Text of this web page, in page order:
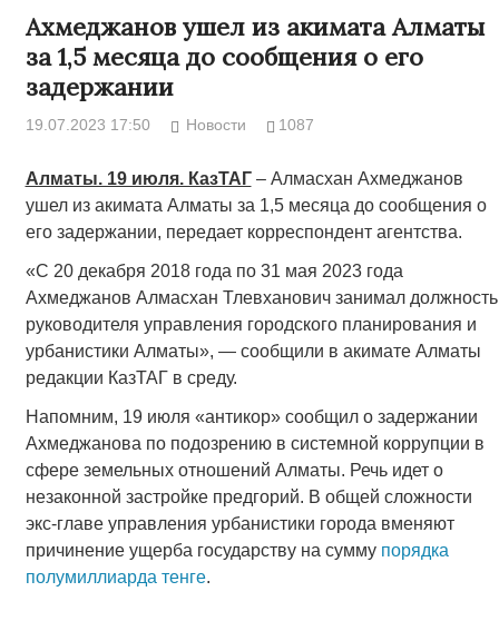
Ахмеджанов ушел из акимата Алматы
за 1,5 месяца до сообщения о его
задержании
19.07.2023 17:50 Новости 1087
Алматы. 19 июля. КазТАГ– Алмасхан Ахмеджанов
ушел из акимата Алматы за 1,5 месяца до сообщения о
его задержании, передает корреспондент агентства.
«С 20 декабря 2018 года по 31 мая 2023 года
Ахмеджанов Алмасхан Тлевханович занимал должность
руководителя управления городского планирования и
урбанистики Алматы», — сообщили в акимате Алматы
редакции КазТАГ в среду.
Напомним, 19 июля «антикор» сообщил о задержании
Ахмеджанова по подозрению в системной коррупции в
сфере земельных отношений Алматы. Речь идет о
незаконной застройке предгорий. В общей сложности
экс-главе управления урбанистики города вменяют
причинение ущерба государству на сумму порядка
полумиллиарда тенге.